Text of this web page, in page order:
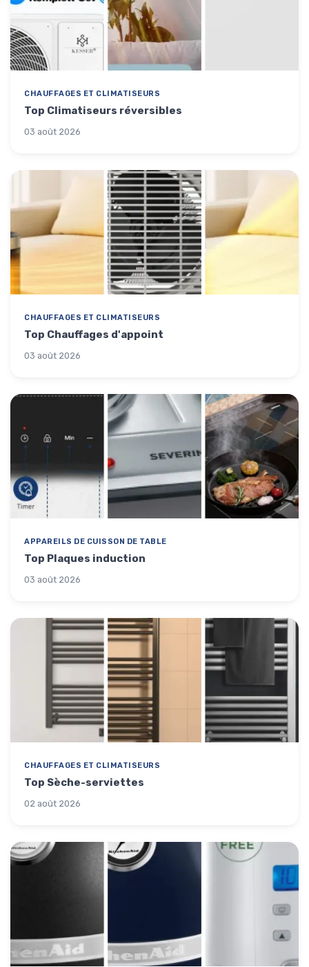
CHAUFFAGES ET CLIMATISEURS
Top Climatiseurs réversibles
03 août 2026
CHAUFFAGES ET CLIMATISEURS
Top Chauffages d'appoint
03 août 2026
APPAREILS DE CUISSON DE TABLE
Top Plaques induction
03 août 2026
CHAUFFAGES ET CLIMATISEURS
Top Sèche-serviettes
02 août 2026